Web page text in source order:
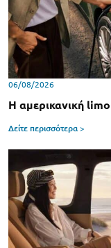
06/08/2026
Η αμερικανική
Δείτε περισσότερα >